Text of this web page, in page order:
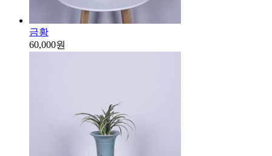
금황
60,000원